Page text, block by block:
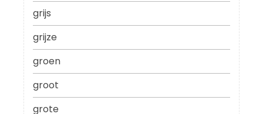
grijs
grijze
groen
groot
grote